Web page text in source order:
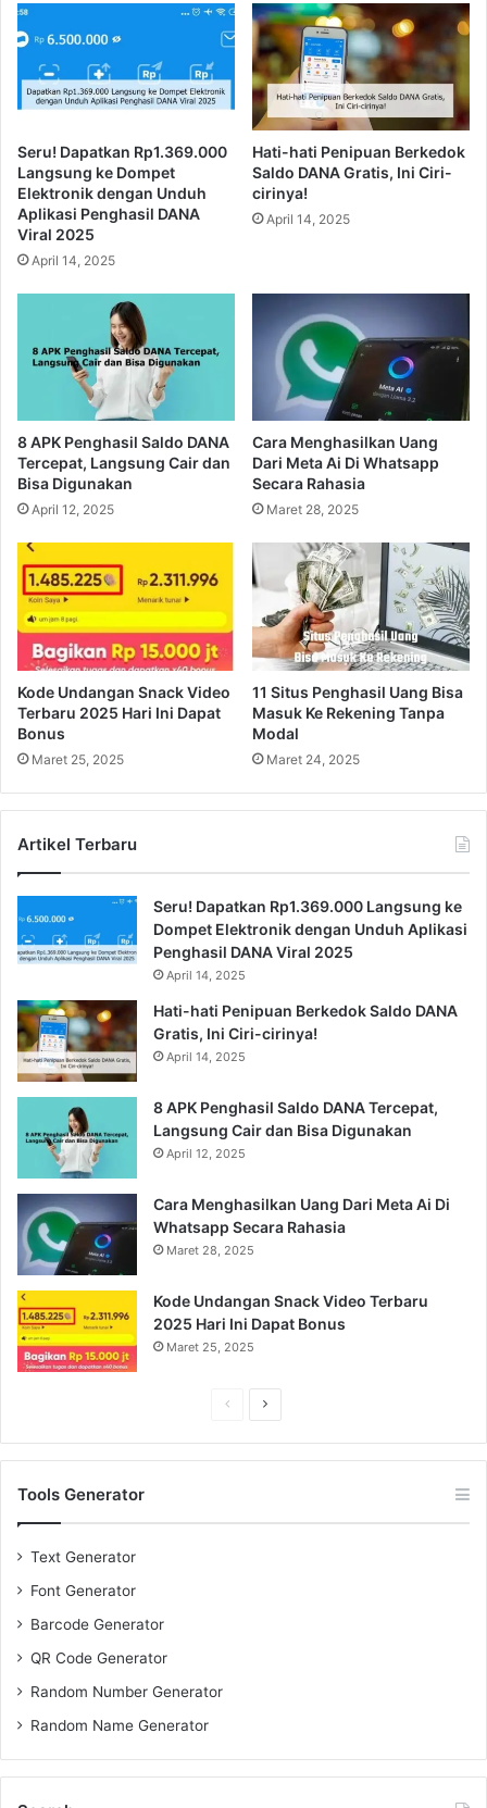
Seru! Dapatkan Rp1.369.000
Langsung ke Dompet
Elektronik dengan Unduh
Aplikasi Penghasil DANA
Viral 2025
April 14, 2025
Hati-hati Penipuan Berkedok
Saldo DANA Gratis, Ini Ciri-
cirinya!
April 14, 2025
8 APK Penghasil Saldo DANA
Tercepat, Langsung Cair dan
Bisa Digunakan
April 12, 2025
Cara Menghasilkan Uang
Dari Meta Ai Di Whatsapp
Secara Rahasia
Maret 28, 2025
Kode Undangan Snack Video
Terbaru 2025 Hari Ini Dapat
Bonus
Maret 25, 2025
11 Situs Penghasil Uang Bisa
Masuk Ke Rekening Tanpa
Modal
Maret 24, 2025
Artikel Terbaru
Seru! Dapatkan Rp1.369.000 Langsung ke
Dompet Elektronik dengan Unduh Aplikasi
Penghasil DANA Viral 2025
April 14, 2025
Hati-hati Penipuan Berkedok Saldo DANA
Gratis, Ini Ciri-cirinya!
April 14, 2025
8 APK Penghasil Saldo DANA Tercepat,
Langsung Cair dan Bisa Digunakan
April 12, 2025
Cara Menghasilkan Uang Dari Meta Ai Di
Whatsapp Secara Rahasia
Maret 28, 2025
Kode Undangan Snack Video Terbaru
2025 Hari Ini Dapat Bonus
Maret 25, 2025
PreviousNext
Tools Generator
Text Generator
Font Generator
Barcode Generator
QR Code Generator
Random Number Generator
Random Name Generator